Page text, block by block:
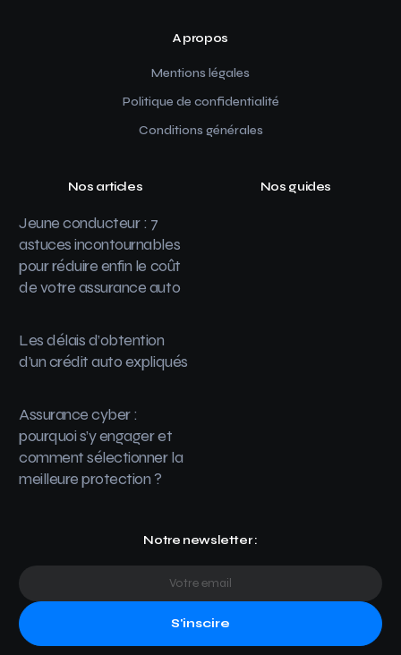
A propos
Mentions légales
Politique de confidentialité
Conditions générales
Nos articles
Jeune conducteur : 7
astuces incontournables
pour réduire enfin le coût
de votre assurance auto
Les délais d’obtention
d’un crédit auto expliqués
Assurance cyber :
pourquoi s’y engager et
comment sélectionner la
meilleure protection ?
Nos guides
Notre newsletter :
S'inscire